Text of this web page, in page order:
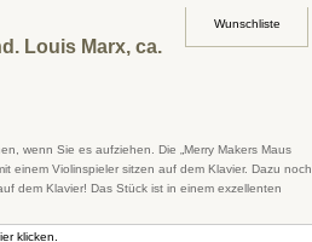
Wunschliste
Louis Marx, ca.
wenn Sie es aufziehen. Die „Merry Makers Maus
einem Violinspieler sitzen auf dem Klavier. Dazu noch
dem Klavier! Das Stück ist in einem exzellenten
klicken.